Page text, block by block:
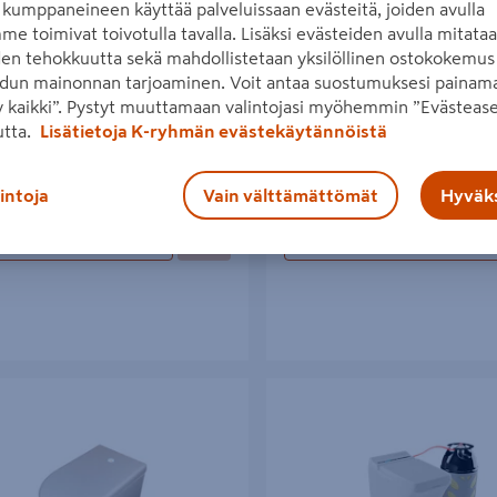
Käymälä Cinderella Comfort Pakastava käymälä Biolan
1 249 €/ kpl
käyttää palveluissaan evästeitä, joiden avulla
toimivat toivotulla tavalla. Lisäksi evästeiden avulla
tehokkuutta sekä mahdollistetaan yksilöllinen ostokokemus
mainonnan tarjoaminen. Voit antaa suostumuksesi
kaikki”. Pystyt muuttamaan valintojasi myöhemmin
Lisätietoja K-ryhmän evästekäytännöistä
Vain välttämättömät